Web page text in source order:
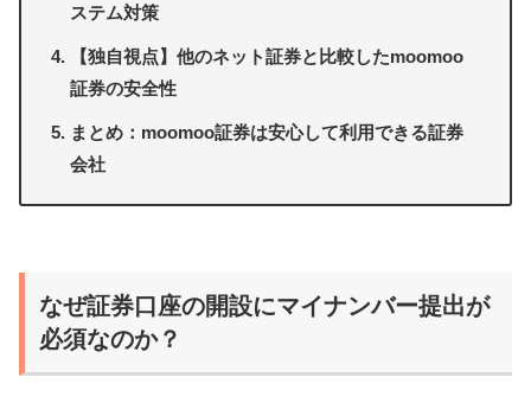
ステム対策
【独自視点】他のネット証券と比較したmoomoo
証券の安全性
まとめ：moomoo証券は安心して利用できる証券
会社
なぜ証券口座の開設にマイナンバー提出が
必須なのか？